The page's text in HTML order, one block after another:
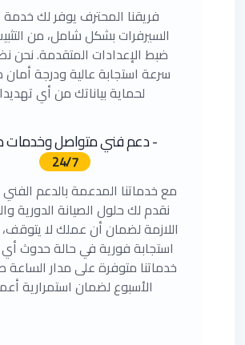
فريقنا المحترف يوفر لك خدمة
السيرفرات بشكل شامل، من
ضبط الإعدادات المتقدمة. نحن
سرعة استجابة عالية ودرجة
لحماية بياناتك من أي
- دعم فني متواصل وخدمات
24/7
مع خدماتنا المدعمة بالدعم
نقدم لك حلول الصيانة الدورية
اللازمة لضمان أن عملك لا
استجابة فورية في حالة حدوث
خدماتنا متوفرة على مدار الساعة
الأسبوع لضمان استمرارية